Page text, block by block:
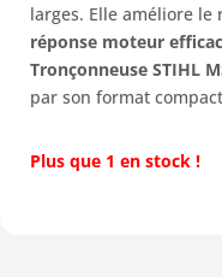
larges. Elle améliore
réponse moteur
Tronçonneuse STIHL
par son format
Plus que 1 en stock !